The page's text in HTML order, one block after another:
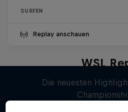
SURFEN
Replay anschauen
WSL
Die neuesten